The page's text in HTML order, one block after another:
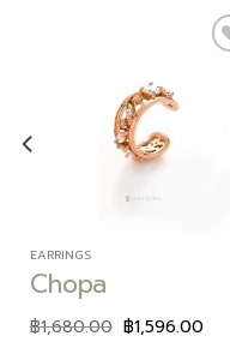
EARRINGS
Chopa
฿1,680.00 ฿1,596.00